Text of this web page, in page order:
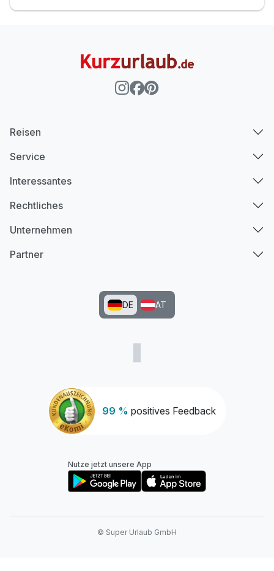
99 % positives Feedback
Reisen
Service
Interessantes
Rechtliches
Unternehmen
Partner
DE AT
Nutze jetzt unsere App
© Super Urlaub GmbH